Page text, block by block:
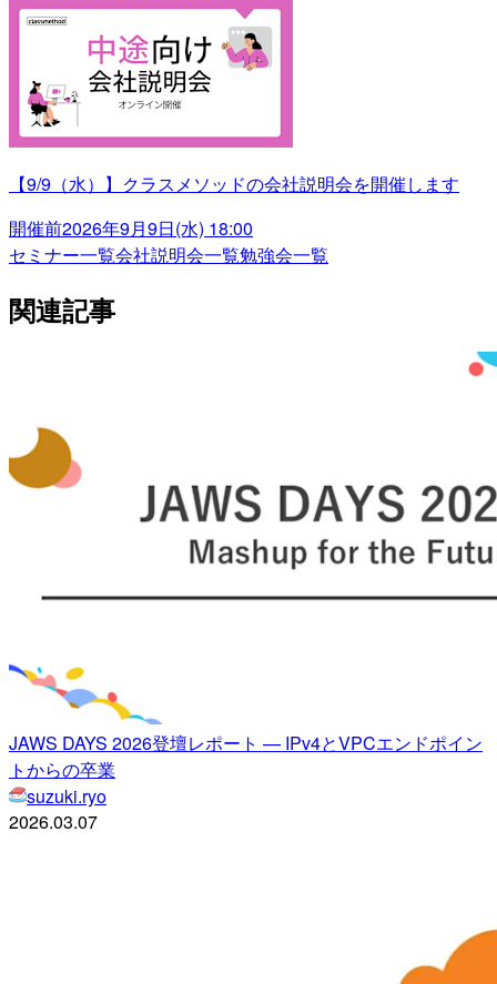
【9/9（水）】クラスメソッドの会社説明会を開催します
開催前2026年9月9日(水) 18:00
セミナー一覧会社説明会一覧勉強会一覧
関連記事
JAWS DAYS 2026登壇レポート — IPv4とVPCエンドポイン
トからの卒業
suzuki.ryo
2026.03.07